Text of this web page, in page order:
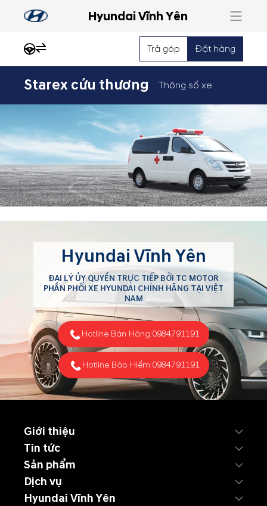
Hyundai Vĩnh Yên
Trả góp Đặt hàng
Starex cứu thương Thông số xe
Hyundai Vĩnh Yên
ĐẠI LÝ ỦY QUYỀN TRỰC TIẾP BỞI TC MOTOR
PHÂN PHỐI XE HYUNDAI CHÍNH HÃNG TẠI VIỆT
NAM
Hotline Bán Hàng:0984791191
Hotline Bảo Hiểm:0984791191
Giới thiệu
Tin tức
Sản phẩm
Dịch vụ
Hyundai Vĩnh Yên